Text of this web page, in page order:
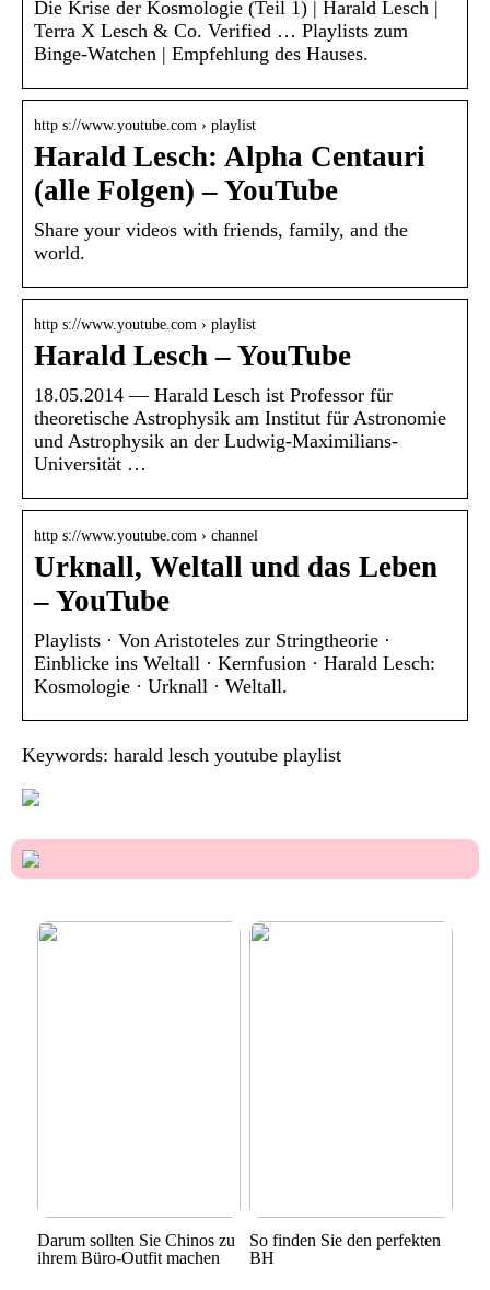
Die Krise der Kosmologie (Teil 1) | Harald Lesch |
Terra X Lesch & Co. Verified … Playlists zum
Binge-Watchen | Empfehlung des Hauses.
http s://www.youtube.com › playlist
Harald Lesch: Alpha Centauri
(alle Folgen) – YouTube
Share your videos with friends, family, and the
world.
http s://www.youtube.com › playlist
Harald Lesch – YouTube
18.05.2014 — Harald Lesch ist Professor für
theoretische Astrophysik am Institut für Astronomie
und Astrophysik an der Ludwig-Maximilians-
Universität …
http s://www.youtube.com › channel
Urknall, Weltall und das Leben
– YouTube
Playlists · Von Aristoteles zur Stringtheorie ·
Einblicke ins Weltall · Kernfusion · Harald Lesch:
Kosmologie · Urknall · Weltall.
Keywords: harald lesch youtube playlist
Darum sollten Sie Chinos zu
ihrem Büro-Outfit machen
So finden Sie den perfekten
BH